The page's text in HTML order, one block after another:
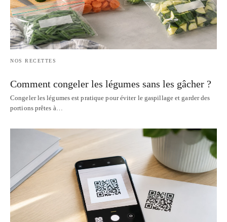
NOS RECETTES
Comment congeler les légumes sans les gâcher ?
Congeler les légumes est pratique pour éviter le gaspillage et garder des
portions prêtes à…